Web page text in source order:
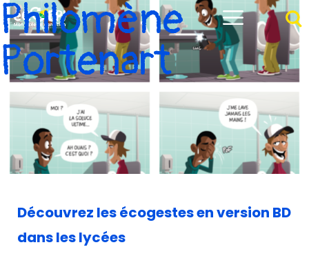
Philomène
Portenart
Découvrez les écogestes en version BD
dans les lycées